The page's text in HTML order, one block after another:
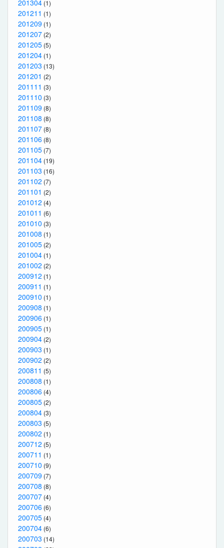
201304 (1)
201211 (1)
201209 (1)
201207 (2)
201205 (5)
201204 (1)
201203 (13)
201201 (2)
201111 (3)
201110 (3)
201109 (8)
201108 (8)
201107 (8)
201106 (8)
201105 (7)
201104 (19)
201103 (16)
201102 (7)
201101 (2)
201012 (4)
201011 (6)
201010 (3)
201008 (1)
201005 (2)
201004 (1)
201002 (2)
200912 (1)
200911 (1)
200910 (1)
200908 (1)
200906 (1)
200905 (1)
200904 (2)
200903 (1)
200902 (2)
200811 (5)
200808 (1)
200806 (4)
200805 (2)
200804 (3)
200803 (5)
200802 (1)
200712 (5)
200711 (1)
200710 (9)
200709 (7)
200708 (8)
200707 (4)
200706 (6)
200705 (4)
200704 (6)
200703 (14)